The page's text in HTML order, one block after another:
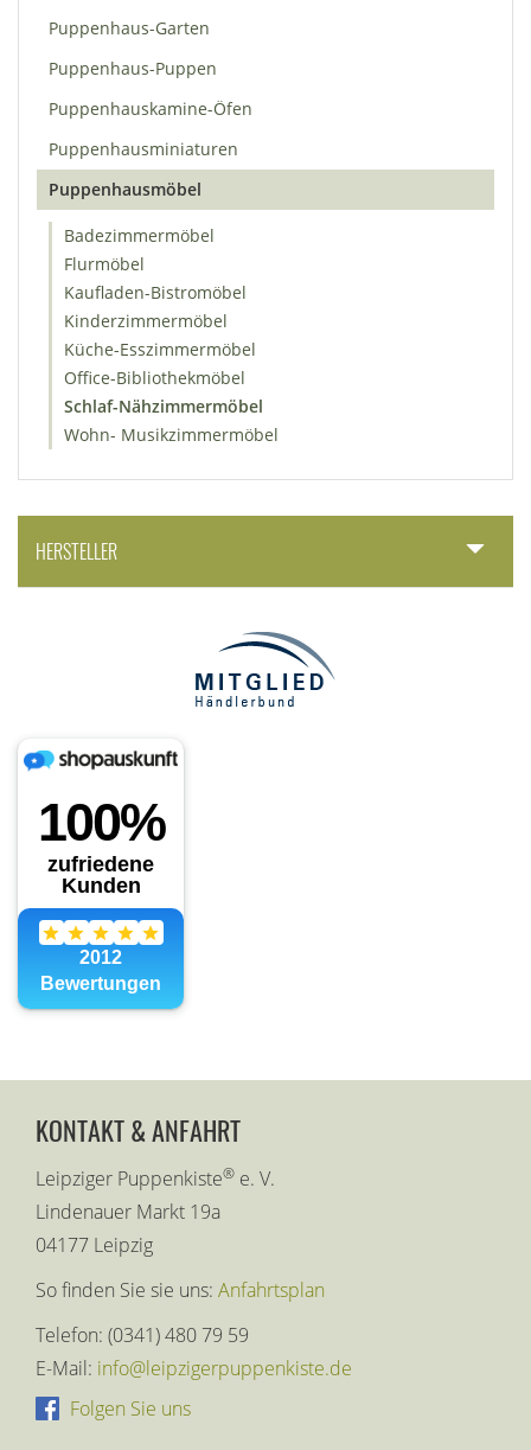
Puppenhaus-Garten
Puppenhaus-Puppen
Puppenhauskamine-Öfen
Puppenhausminiaturen
Puppenhausmöbel
Badezimmermöbel
Flurmöbel
Kaufladen-Bistromöbel
Kinderzimmermöbel
Küche-Esszimmermöbel
Office-Bibliothekmöbel
Schlaf-Nähzimmermöbel
Wohn- Musikzimmermöbel
HERSTELLER
KONTAKT & ANFAHRT
Leipziger Puppenkiste® e. V.
Lindenauer Markt 19a
04177 Leipzig
So finden Sie sie uns: Anfahrtsplan
Telefon: (0341) 480 79 59
E-Mail: info@leipzigerpuppenkiste.de
Folgen Sie uns